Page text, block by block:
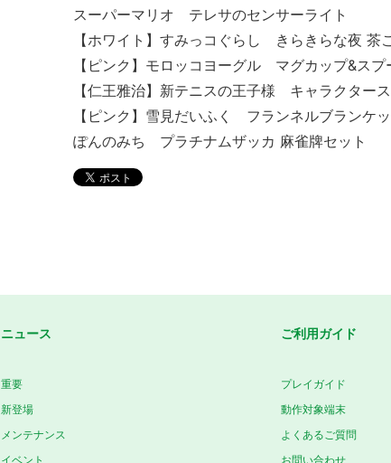
スーパーマリオ テレサのセンサーライト
【ホワイト】すみっコぐらし きらきらな夜 茶
【ピンク】モロッコヨーグル マグカップ&スプ
【仁王雅治】新テニスの王子様 キャラクター
【ピンク】雪見だいふく フランネルブランケ
ぽんのみち プラチナムザッカ 麻雀牌セット
ニュース
重要
新登場
メンテナンス
イベント
ご利用ガイド
プレイガイド
動作対象端末
よくあるご質問
お問い合わせ